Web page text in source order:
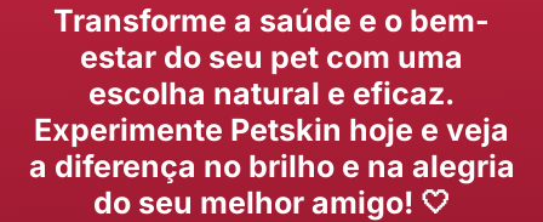
Transforme a saúde e o bem-
estar do seu pet com uma
escolha natural e eficaz.
Experimente Petskin hoje e veja
a diferença no brilho e na alegria
do seu melhor amigo! 🤍